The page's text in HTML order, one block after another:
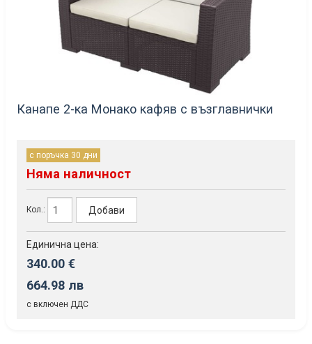
Канапе 2-ка Монако кафяв с възглавнички
с поръчка 30 дни
Няма наличност
Кол.: Добави
Единична цена:
340.00 €
664.98 лв
с включен ДДС